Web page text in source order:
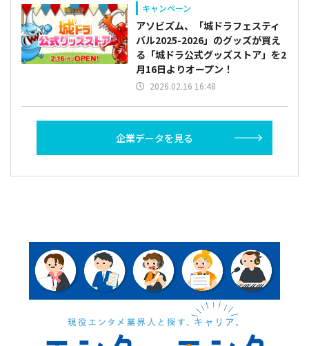
キャンペーン
アソビズム、「城ドラフェスティ
バル2025-2026」のグッズが買え
る「城ドラ公式グッズストア」を2
月16日よりオープン！
2026.02.16 16:48
企業データを見る